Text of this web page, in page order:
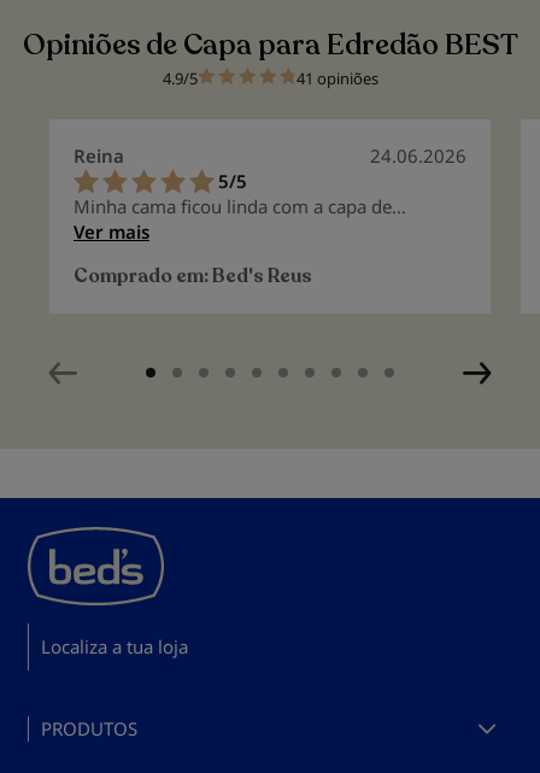
Opiniões de Capa para Edredão BEST
4.9/5 41 opiniões
Reina
24.06.2026
100%
5/5
Minha cama ficou linda com a capa de
edredom; ela é de alta qualidade porque é feita
Ver mais
Comprado em:Bed's Reus
Localiza a tua loja
PRODUTOS